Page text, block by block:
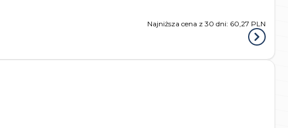
Najniższa cena z 30 dni: 60,27 PLN